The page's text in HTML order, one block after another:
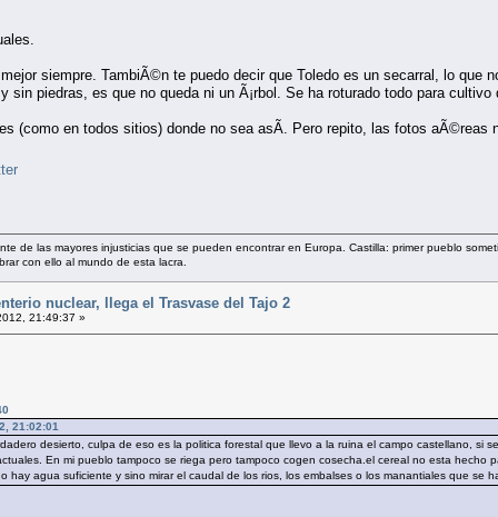
siempre. TambiÃ©n te puedo decir que Toledo es un secarral, lo que
sin piedras, es que no queda ni un Ã¡rbol. Se ha roturado todo para
(como en todos sitios) donde no sea asÃ­. Pero repito, las fotos aÃ©reas
de las mayores injusticias que se pueden encontrar en Europa. Castilla: primer pueblo
con ello al mundo de esta lacra.
nuclear, llega el Trasvase del Tajo 2
21:49:37 »
21:02:01
desierto, culpa de eso es la politica forestal que llevo a la ruina el campo castellano,
En mi pueblo tampoco se riega pero tampoco cogen cosecha.el cereal no esta
hay agua suficiente y sino mirar el caudal de los rios, los embalses o los manantiales que se